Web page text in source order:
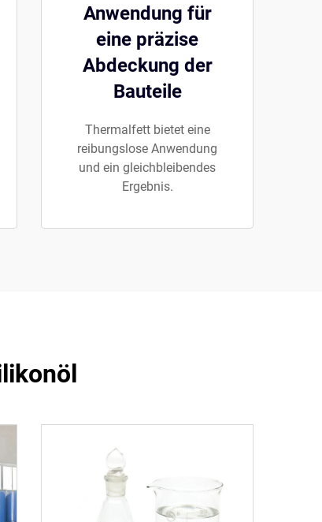
Anwendung für
eine präzise
Abdeckung der
Bauteile
Thermalfett bietet eine
reibungslose Anwendung
und ein gleichbleibendes
Ergebnis.